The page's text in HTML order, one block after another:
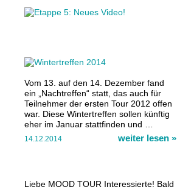
Vom 13. auf den 14. Dezember fand
ein „Nachtreffen“ statt, das auch für
Teilnehmer der ersten Tour 2012 offen
war. Diese Wintertreffen sollen künftig
eher im Januar stattfinden und …
14.12.2014 weiter lesen »
Liebe MOOD TOUR Interessierte! Bald